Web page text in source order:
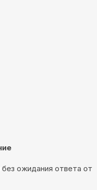
ожидания ответа от